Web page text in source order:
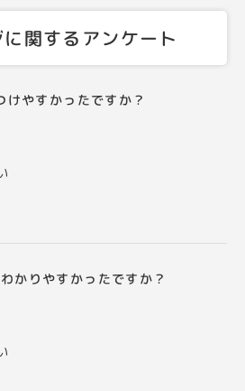
関するアンケート
けやすかったですか？
かりやすかったですか？